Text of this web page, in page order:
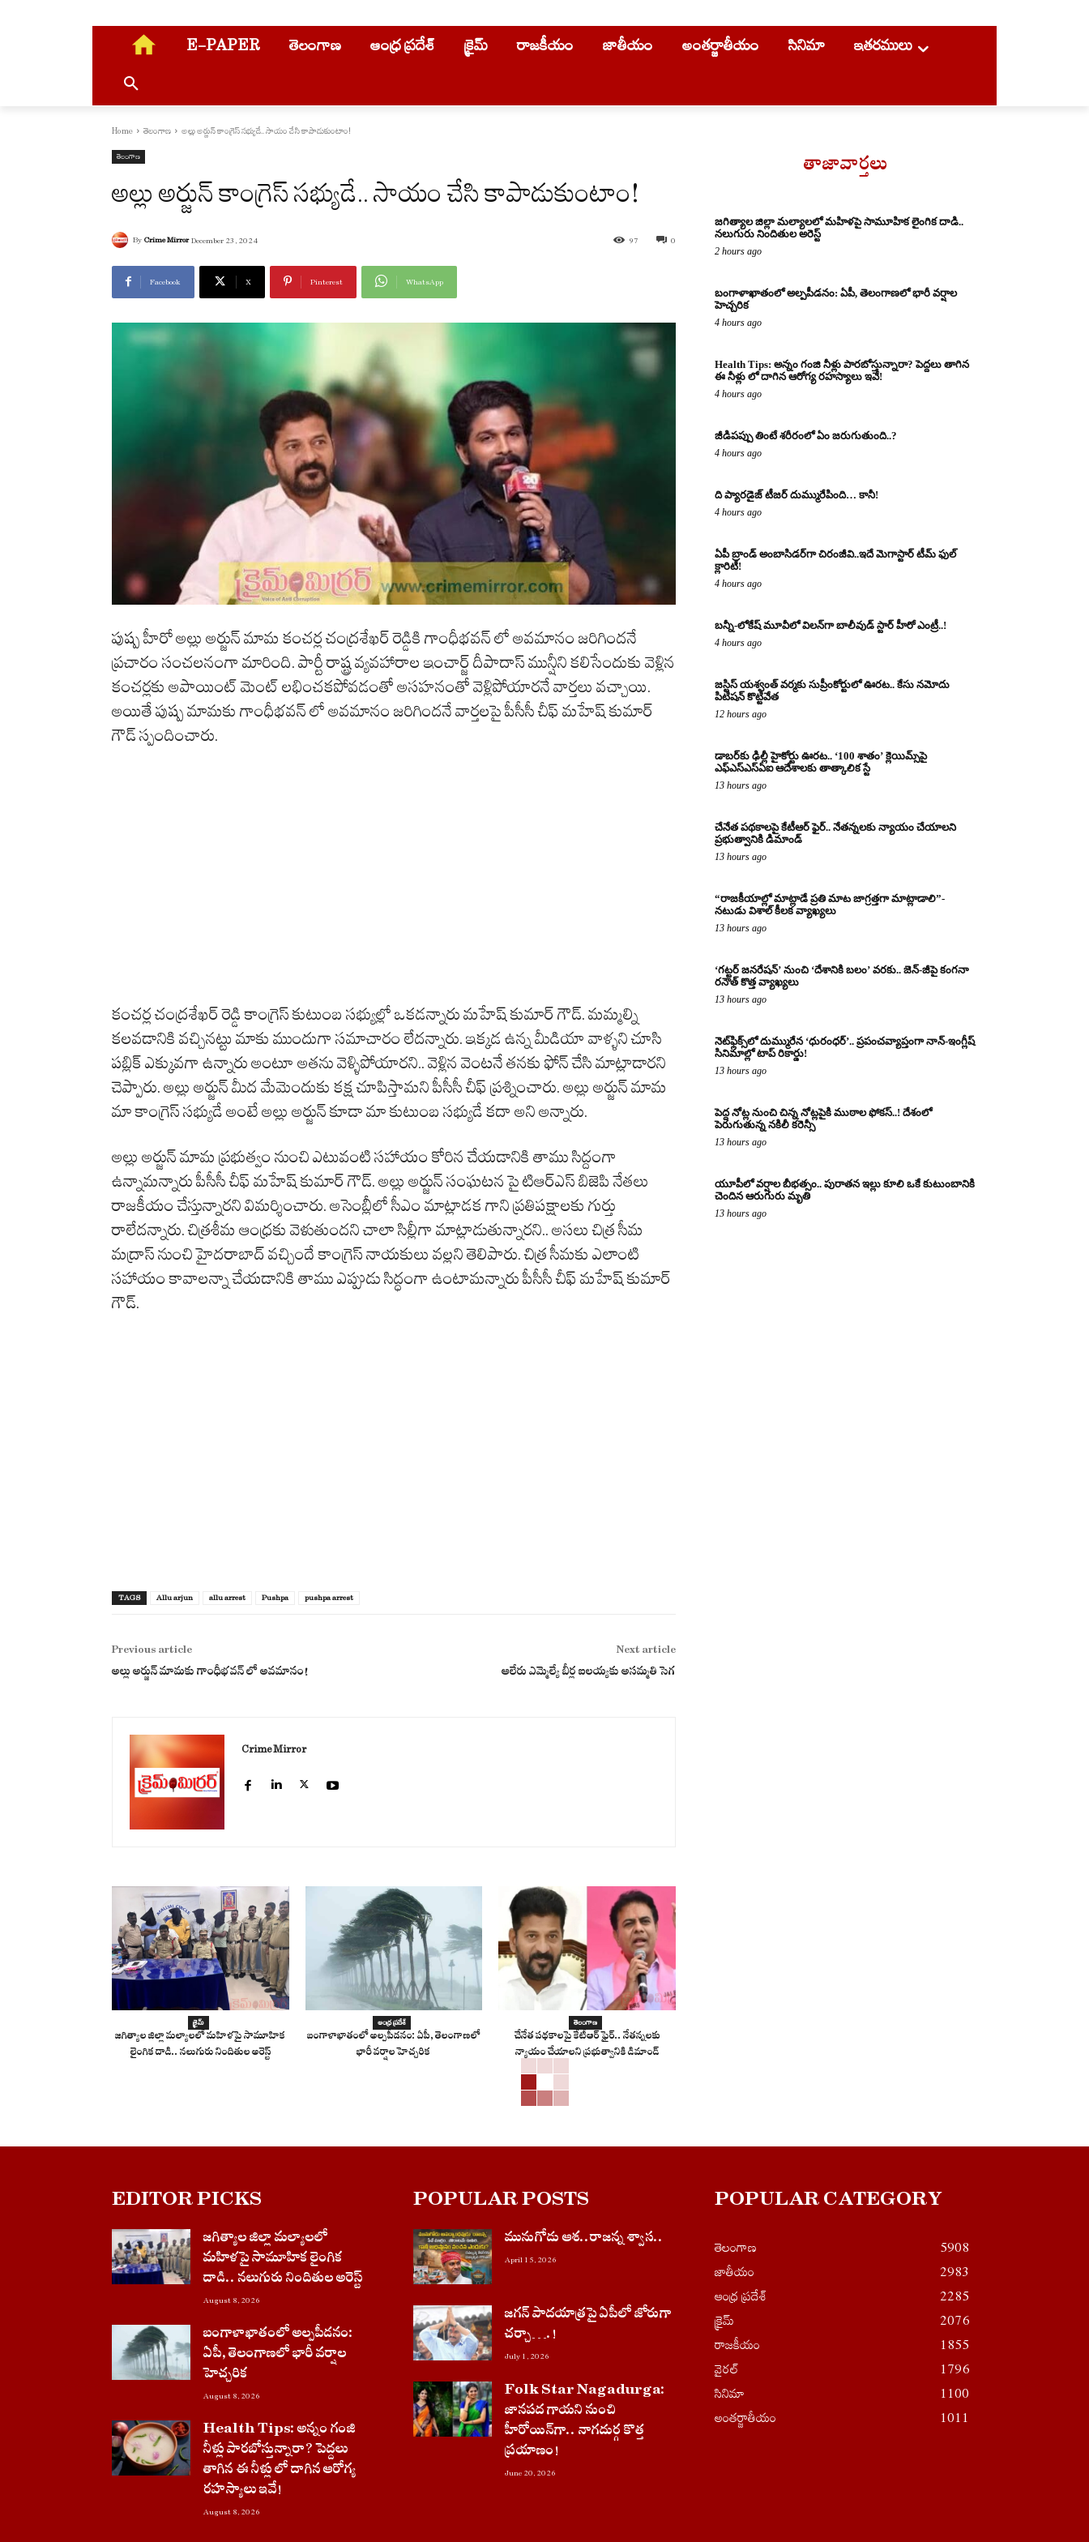
E-PAPER తెలంగాణ ఆంధ్ర ప్రదేశ్ క్రైమ్ రాజకీయం జాతీయం అంతర్జాతీయం సినిమా ఇతరములు
Home తెలంగాణ అల్లు అర్జున్ కాంగ్రెస్ సభ్యుడే.. సాయం చేసి కాపాడుకుంటాం!
తెలంగాణ
అల్లు అర్జున్ కాంగ్రెస్ సభ్యుడే.. సాయం చేసి కాపాడుకుంటాం!
By Crime Mirror December 23, 2024 0
97
Facebook X Pinterest WhatsApp
పుష్ప హీరో అల్లు అర్జున్ మామ కంచర్ల చంద్రశేఖర్ రెడ్డికి గాంధీభవన్ లో అవమానం జరిగిందనే
ప్రచారం సంచలనంగా మారింది. పార్టీ రాష్ట్ర వ్యవహారాల ఇంచార్జ్ దీపాదాస్ మున్షీని కలిసేందుకు వెళ్లిన
కంచర్లకు అపాయింట్ మెంట్ లభించకపోవడంతో అసహనంతో వెళ్లిపోయారనే వార్తలు వచ్చాయి.
అయితే పుష్ప మామకు గాంధీభవన్ లో అవమానం జరిగిందనే వార్తలపై పీసీసీ చీఫ్ మహేష్ కుమార్
గౌడ్ స్పందించారు.
కంచర్ల చంద్రశేఖర్ రెడ్డి కాంగ్రెస్ కుటుంబ సభ్యుల్లో ఒకడన్నారు మహేష్ కుమార్ గౌడ్. మమ్మల్ని
కలవడానికి వచ్చినట్టు మాకు ముందుగా సమాచారం లేదన్నారు. ఇక్కడ ఉన్న మీడియా వాళ్ళని చూసి
పబ్లిక్ ఎక్కువగా ఉన్నారు అంటూ అతను వెళ్ళిపోయారని.. వెళ్లిన వెంటనే తనకు ఫోన్ చేసి మాట్లాడారని
చెప్పారు. అల్లు అర్జున్ మీద మేమెందుకు కక్ష చూపిస్తామని పీసీసీ చీఫ్ ప్రశ్నించారు. అల్లు అర్జున్ మామ
మా కాంగ్రెస్ సభ్యుడే అంటే అల్లు అర్జున్ కూడా మా కుటుంబ సభ్యుడే కదా అని అన్నారు.
అల్లు అర్జున్ మామ ప్రభుత్వం నుంచి ఎటువంటి సహాయం కోరిన చేయడానికి తాము సిద్దంగా
ఉన్నామన్నారు పీసీసీ చీఫ్ మహేష్ కుమార్ గౌడ్. అల్లు అర్జున్ సంఘటన పై టిఆర్ఎస్ బిజెపి నేతలు
రాజకీయం చేస్తున్నారని విమర్శించారు. అసెంబ్లీలో సీఎం మాట్లాడక గాని ప్రతిపక్షాలకు గుర్తు
రాలేదన్నారు. చిత్రశీమ ఆంధ్రకు వెళుతుందని చాలా సిల్లీగా మాట్లాడుతున్నారని.. అసలు చిత్ర సీమ
మద్రాస్ నుంచి హైదరాబాద్ వచ్చిందే కాంగ్రెస్ నాయకులు వల్లని తెలిపారు. చిత్ర సీమకు ఎలాంటి
సహాయం కావాలన్నా చేయడానికి తాము ఎప్పుడు సిద్ధంగా ఉంటామన్నారు పీసీసీ చీఫ్ మహేష్ కుమార్
గౌడ్.
TAGS Allu arjun allu arrest Pushpa pushpa arrest
Previous article
అల్లు అర్జున్ మామకు గాంధీభవన్ లో అవమానం!
Next article
ఆలేరు ఎమ్మెల్యే బీర్ల ఐలయ్యకు అసమ్మతి సెగ
Crime Mirror
క్రైమ్
జగిత్యాల జిల్లా మల్యాలలో మహిళపై సామూహిక
లైంగిక దాడి.. నలుగురు నిందితుల అరెస్ట్
ఆంధ్ర ప్రదేశ్
బంగాళాఖాతంలో అల్పపీడనం: ఏపీ, తెలంగాణలో
భారీ వర్షాల హెచ్చరిక
తెలంగాణ
చేనేత పథకాలపై కేటీఆర్ ఫైర్.. నేతన్నలకు
న్యాయం చేయాలని ప్రభుత్వానికి డిమాండ్
తాజావార్తలు
జగిత్యాల జిల్లా మల్యాలలో మహిళపై సామూహిక లైంగిక దాడి..
నలుగురు నిందితుల అరెస్ట్
2 hours ago
బంగాళాఖాతంలో అల్పపీడనం: ఏపీ, తెలంగాణలో భారీ వర్షాల
హెచ్చరిక
4 hours ago
Health Tips: అన్నం గంజి నీళ్లు పారబోస్తున్నారా? పెద్దలు తాగిన
ఈ నీళ్లు లో దాగిన ఆరోగ్య రహస్యాలు ఇవే!
4 hours ago
జీడిపప్పు తింటే శరీరంలో ఏం జరుగుతుంది..?
4 hours ago
ది ప్యారడైజ్ టీజర్ దుమ్మురేపింది… కానీ!
4 hours ago
ఏపీ బ్రాండ్ అంబాసిడర్‌గా చిరంజీవి..ఇదే మెగాస్టార్ టీమ్ ఫుల్
క్లారిటీ!
4 hours ago
బన్నీ-లోకేష్ మూవీలో విలన్‌గా బాలీవుడ్ స్టార్ హీరో ఎంట్రీ..!
4 hours ago
జస్టిస్ యశ్వంత్ వర్మకు సుప్రీంకోర్టులో ఊరట.. కేసు నమోదు
పిటిషన్ కొట్టివేత
12 hours ago
డాబర్‌కు ఢిల్లీ హైకోర్టు ఊరట.. ‘100 శాతం’ క్లెయిమ్స్‌పై
ఎఫ్‌ఎస్‌ఎస్‌ఏఐ ఆదేశాలకు తాత్కాలిక స్టే
13 hours ago
చేనేత పథకాలపై కేటీఆర్ ఫైర్.. నేతన్నలకు న్యాయం చేయాలని
ప్రభుత్వానికి డిమాండ్
13 hours ago
“రాజకీయాల్లో మాట్లాడే ప్రతి మాట జాగ్రత్తగా మాట్లాడాలి”-
నటుడు విశాల్ కీలక వ్యాఖ్యలు
13 hours ago
‘గట్టర్ జనరేషన్’ నుంచి ‘దేశానికి బలం’ వరకు.. జెన్-జీపై కంగనా
రనౌత్ కొత్త వ్యాఖ్యలు
13 hours ago
నెట్‌ఫ్లిక్స్‌లో దుమ్మురేన ‘ధురంధర్’.. ప్రపంచవ్యాప్తంగా నాన్-ఇంగ్లీష్
సినిమాల్లో టాప్ రికార్డు!
13 hours ago
పెద్ద నోట్ల నుంచి చిన్న నోట్లపైకి ముఠాల ఫోకస్..! దేశంలో
పెరుగుతున్న నకిలీ కరెన్సీ
13 hours ago
యూపీలో వర్షాల బీభత్సం.. పురాతన ఇల్లు కూలి ఒకే కుటుంబానికి
చెందిన ఆరుగురు మృతి
13 hours ago
EDITOR PICKS
జగిత్యాల జిల్లా మల్యాలలో
మహిళపై సామూహిక లైంగిక
దాడి.. నలుగురు నిందితుల అరెస్ట్
August 8, 2026
బంగాళాఖాతంలో అల్పపీడనం:
ఏపీ, తెలంగాణలో భారీ వర్షాల
హెచ్చరిక
August 8, 2026
Health Tips: అన్నం గంజి
నీళ్లు పారబోస్తున్నారా? పెద్దలు
తాగిన ఈ నీళ్లు లో దాగిన ఆరోగ్య
రహస్యాలు ఇవే!
August 8, 2026
POPULAR POSTS
మునుగోడు ఆశ..రాజన్న శ్వాస..
April 15, 2026
జగన్ పాదయాత్రపై ఏపీలో జోరుగా
చ‌ర్చా….!
July 1, 2026
Folk Star Nagadurga:
జానపద గాయని నుంచి
హీరోయిన్‌గా.. నాగదుర్గ కొత్త
ప్రయాణం!
June 20, 2026
POPULAR CATEGORY
తెలంగాణ
5908
జాతీయం
2983
ఆంధ్ర ప్రదేశ్
2285
క్రైమ్
2076
రాజకీయం
1855
వైరల్
1796
సినిమా
1100
అంతర్జాతీయం
1011